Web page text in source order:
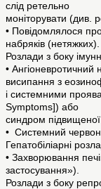
слід ретельно
моніторувати (див.
• Повідомлялося
набряків (нетяжких).
Розлади з боку
•
висипання з
і системними
Symptoms]) або
синдром підвищеної
• Системний
Гепатобіліарні
• Захворювання
застосування»).
Розлади з боку